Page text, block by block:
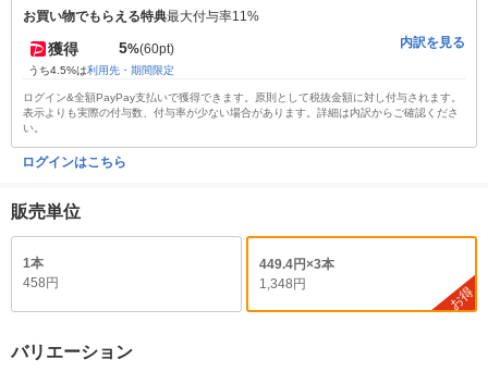
お買い物でもらえる特典最大付与率11%
獲得 5%(60pt)
うち4.5%は利用先・期間限定
内訳を見る
ログイン&全額PayPay支払いで獲得できます。原則として税抜金額に対し付与されます。
表示よりも実際の付与数、付与率が少ない場合があります。詳細は内訳からご確認くださ
い。
ログインはこちら
販売単位
1本
458円
449.4円×3本
1,348円
お得
バリエーション